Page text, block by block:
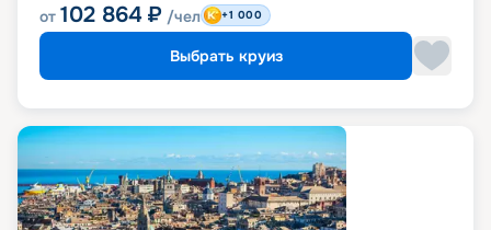
от 102 864 ₽ /чел +1 000
Выбрать круиз